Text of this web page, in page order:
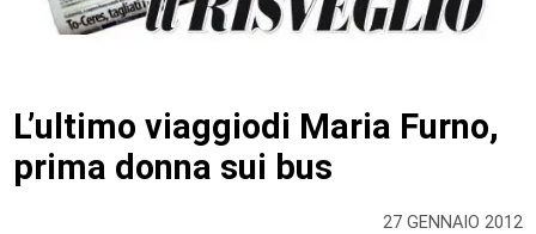
27 GENNAIO 2012
L’ultimo viaggiodi Maria Furno,
prima donna sui bus